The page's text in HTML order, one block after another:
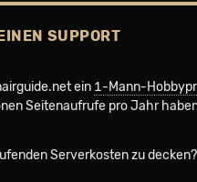
SUPPORT
ein 1-Mann-
Seiten­aufrufe pro Jahr
Serverkosten zu decken?